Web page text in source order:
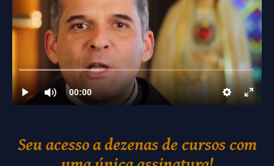
Seu acesso a dezenas de cursos com